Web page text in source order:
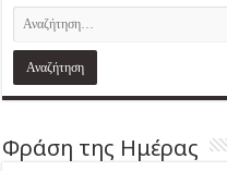
Φράση της Ημέρας